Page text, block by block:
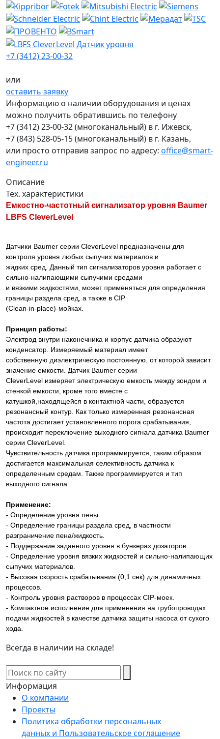
+7 (3412) 23-00-32
или
оставить заявку
Информацию о наличии оборудования и ценах
можно получить обратившись по телефону
+7 (3412) 23-00-32(многоканальный) в г. Ижевск,
+7 (843) 528-05-15(многоканальный) в г. Казань,
или просто отправив запрос по адресу: office@smart-
engineer.ru
Описание
Тех. характеристики
Емкостно-частотный сигнализатор уровня Baumer
LBFS CleverLevel
Датчики Baumer серии CleverLevel предназначены для
контроля уровня любых сыпучих материалов и
жидких сред. Данный тип сигнализаторов уровня работает с
сильно-налипающими сыпучими средами
и вязкими жидкостями, может применяться для определения
границы раздела сред, а также в CIP
(Clean-in-place)-мойках.
Принцип работы:
Электрод внутри наконечника и корпус датчика образуют
конденсатор. Измеряемый материал имеет
собственную диэлектрическую постоянную, от которой зависит
значение емкости. Датчик Baumer серии
CleverLevel измеряет электрическую емкость между зондом и
стенкой емкости, кроме того вместе с
катушкой,находящейся в контактной части, образуется
резонансный контур. Как только измеренная резонансная
частота достигает установленного порога срабатывания,
происходит переключение выходного сигнала датчика Baumer
серии CleverLevel.
Чувствительность датчика программируется, таким образом
достигается максимальная селективность датчика к
определенным средам. Также программируется и тип
выходного сигнала.
Применение:
- Определение уровня пены.
- Определение границы раздела сред, в частности
разграничение пена/жидкость.
- Поддержание заданного уровня в бункерах дозаторов.
- Определение уровня вязких жидкостей и сильно-налипающих
сыпучих материалов.
- Высокая скорость срабатывания (0,1 сек) для динамичных
процессов.
- Контроль уровня растворов в процессах CIP-моек.
- Компактное исполнение для применения на трубопроводах
подачи жидкостей в качестве датчика защиты насоса от сухого
хода.
Всегда в наличии на складе!
Информация
О компании
Проекты
Политика обработки персональных
данных и Пользовательское соглашение